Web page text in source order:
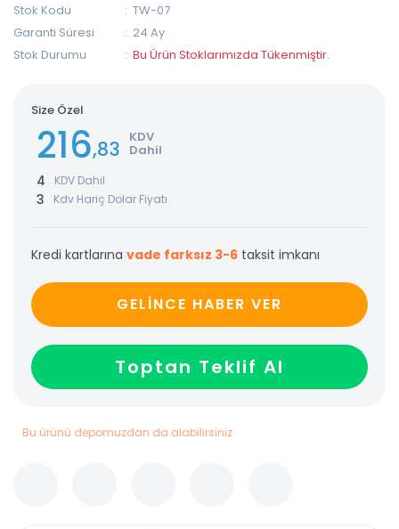
Stok Kodu
TW-07
Garanti Süresi
24 Ay
Stok Durumu
Bu Ürün Stoklarımızda Tükenmiştir.
Size Özel
216,83 KDV
Dahil
4 KDV Dahil
3 Kdv Hariç Dolar Fiyatı
Kredi kartlarına vade farksız 3-6 taksit imkanı
GELİNCE HABER VER
Toptan Teklif Al
Bu ürünü depomuzdan da alabilirsiniz